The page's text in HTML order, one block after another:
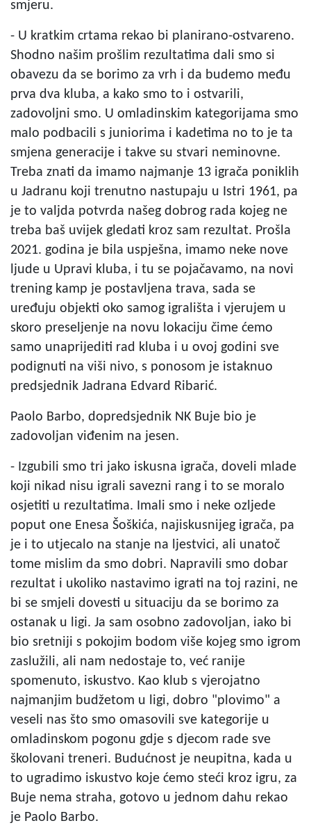
smjeru.
- U kratkim crtama rekao bi planirano-ostvareno.
Shodno našim prošlim rezultatima dali smo si
obavezu da se borimo za vrh i da budemo među
prva dva kluba, a kako smo to i ostvarili,
zadovoljni smo. U omladinskim kategorijama smo
malo podbacili s juniorima i kadetima no to je ta
smjena generacije i takve su stvari neminovne.
Treba znati da imamo najmanje 13 igrača poniklih
u Jadranu koji trenutno nastupaju u Istri 1961, pa
je to valjda potvrda našeg dobrog rada kojeg ne
treba baš uvijek gledati kroz sam rezultat. Prošla
2021. godina je bila uspješna, imamo neke nove
ljude u Upravi kluba, i tu se pojačavamo, na novi
trening kamp je postavljena trava, sada se
uređuju objekti oko samog igrališta i vjerujem u
skoro preseljenje na novu lokaciju čime ćemo
samo unaprijediti rad kluba i u ovoj godini sve
podignuti na viši nivo, s ponosom je istaknuo
predsjednik Jadrana Edvard Ribarić.
Paolo Barbo, dopredsjednik NK Buje bio je
zadovoljan viđenim na jesen.
- Izgubili smo tri jako iskusna igrača, doveli mlade
koji nikad nisu igrali savezni rang i to se moralo
osjetiti u rezultatima. Imali smo i neke ozljede
poput one Enesa Šoškića, najiskusnijeg igrača, pa
je i to utjecalo na stanje na ljestvici, ali unatoč
tome mislim da smo dobri. Napravili smo dobar
rezultat i ukoliko nastavimo igrati na toj razini, ne
bi se smjeli dovesti u situaciju da se borimo za
ostanak u ligi. Ja sam osobno zadovoljan, iako bi
bio sretniji s pokojim bodom više kojeg smo igrom
zaslužili, ali nam nedostaje to, već ranije
spomenuto, iskustvo. Kao klub s vjerojatno
najmanjim budžetom u ligi, dobro "plovimo" a
veseli nas što smo omasovili sve kategorije u
omladinskom pogonu gdje s djecom rade sve
školovani treneri. Budućnost je neupitna, kada u
to ugradimo iskustvo koje ćemo steći kroz igru, za
Buje nema straha, gotovo u jednom dahu rekao
je Paolo Barbo.